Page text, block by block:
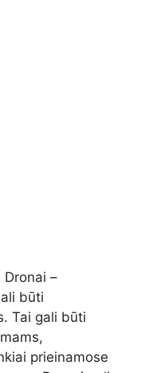
–
būti
Tai gali būti
prieinamose